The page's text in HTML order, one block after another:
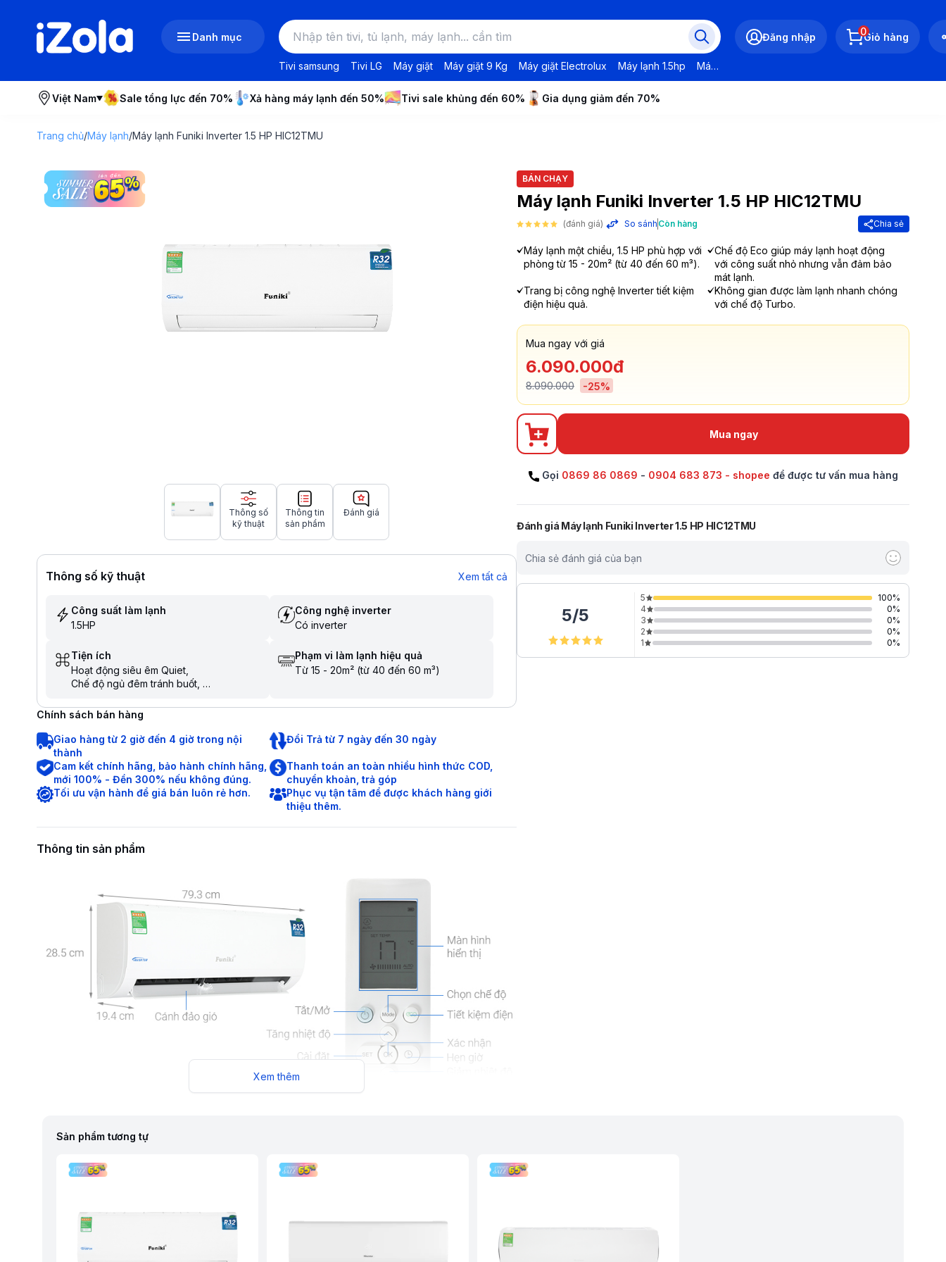
Danh mục
Tivi samsung Tivi LG Máy giặt Máy giặt 9 Kg Máy giặt Electrolux Máy lạnh 1.5hp Máy lạnh LG
Đăng nhập 0Giỏ hàng
Việt Nam Sale tổng lực đến 70% Xả hàng máy lạnh đến 50% Tivi sale khủng đến 60% Gia dụng giảm đến 70%
Trang chủ/Máy lạnh/Máy lạnh Funiki Inverter 1.5 HP HIC12TMU
Thông số
kỹ thuật
Thông tin
sản phẩm
Đánh giá
Thông số kỹ thuật Xem tất cả
Công suất làm lạnh
1.5HP
Công nghệ inverter
Có inverter
Tiện ích
Hoạt động siêu êm Quiet
Chế độ ngủ đêm tránh buốt
Hẹn giờ bật tắt máy
Chức năng tự làm sạch
Dàn nóng có lớp phủ chống ăn mòn
Chức năng tự chẩn đoán lỗi
Chức năng khóa an toàn cho trẻ em
Làm lạnh nhanh trong tích tắc khi mới bật
máy
Phạm vi làm lạnh hiệu quả
Từ 15 - 20m² (từ 40 đến 60 m³)
Chính sách bán hàng
Giao hàng từ 2 giờ đến 4 giờ trong nội
thành
Đổi Trả từ 7 ngày đến 30 ngày
Cam kết chính hãng, bảo hành chính hãng,
mới 100% - Đền 300% nếu không đúng.
Thanh toán an toàn nhiều hình thức COD,
chuyển khoản, trả góp
Tối ưu vận hành để giá bán luôn rẻ hơn.
Phục vụ tận tâm để được khách hàng giới
thiệu thêm.
Thông tin sản phẩm
Máy lạnh Funiki Inverter 1.5 HP HIC12TMU có dàn tản nhiệt phủ lớp chống ăn mòn Golden Fin bền
bỉ, làm lạnh nhanh với chế độ Turbo, công suất 1.5 HP, giảm hao phí điện năng gia đình nhờ công
Xem thêm
BÁN CHẠY
Máy lạnh Funiki Inverter 1.5 HP HIC12TMU
(đánh giá) So sánh Còn hàng Chia sẻ
Máy lạnh một chiều, 1.5 HP phù hợp với
phòng từ 15 - 20m² (từ 40 đến 60 m³).
Chế độ Eco giúp máy lạnh hoạt động
với công suất nhỏ nhưng vẫn đảm bảo
mát lạnh.
Trang bị công nghệ Inverter tiết kiệm
điện hiệu quả.
Không gian được làm lạnh nhanh chóng
với chế độ Turbo.
Mua ngay với giá
6.090.000đ
8.090.000 -25%
Mua ngay
Gọi 0869 86 0869 - 0904 683 873 - shopee để được tư vấn mua hàng
Đánh giá Máy lạnh Funiki Inverter 1.5 HP HIC12TMU
Chia sẻ đánh giá của bạn
5/5
5 100%
4
0%
3
0%
2
0%
1
0%
Sản phẩm tương tự